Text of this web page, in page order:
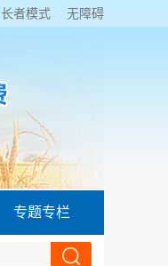
长者模式 无障碍
专题专栏